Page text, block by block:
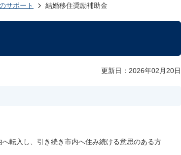
サポート 結婚移住奨励補助金
更新日：2026年02月20日
転入し、引き続き市内へ住み続ける意思のある方